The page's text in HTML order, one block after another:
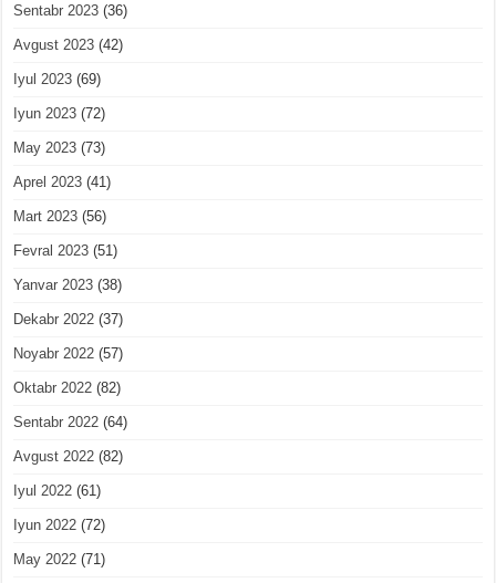
Sentabr 2023 (36)
Avgust 2023 (42)
Iyul 2023 (69)
Iyun 2023 (72)
May 2023 (73)
Aprel 2023 (41)
Mart 2023 (56)
Fevral 2023 (51)
Yanvar 2023 (38)
Dekabr 2022 (37)
Noyabr 2022 (57)
Oktabr 2022 (82)
Sentabr 2022 (64)
Avgust 2022 (82)
Iyul 2022 (61)
Iyun 2022 (72)
May 2022 (71)